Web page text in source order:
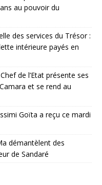
au pouvoir du
des services du Trésor :
intérieure payés en
de l’Etat présente ses
et se rend au
Goïta a reçu ce mardi
démantèlent des
de Sandaré